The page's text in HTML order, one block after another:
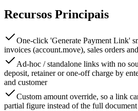
Recursos Principais
One-click 'Generate Payment Link'
invoices (account.move), sales orders
Ad-hoc / standalone links with no
deposit, retainer or one-off charge by
and customer
Custom amount override, so a link
partial figure instead of the full